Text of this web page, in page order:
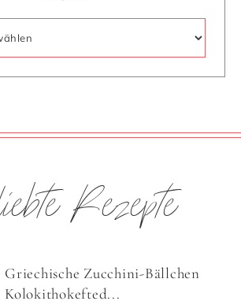
Rezepte
Griechische Zucchini-Bällchen
Kolokithokefted...